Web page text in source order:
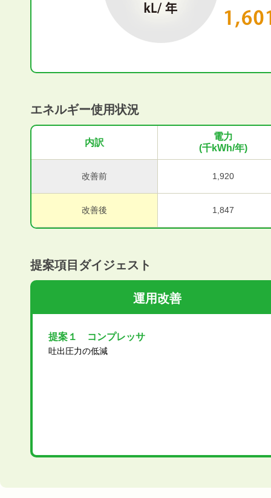
エネルギー使用状況
内訳
電力
(千kWh/年)
改善前 1,920
改善後 1,847
提案項目ダイジェスト
運用改善
提案１ コンプレッサ
吐出圧力の低減